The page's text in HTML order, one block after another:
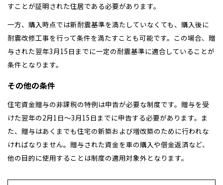
すことが証明された住居である必要があります。
一方、購入時点では新耐震基準を満たしていなくても、購入後に
耐震改修工事を行って条件を満たすことも可能です。この場合、贈
与された翌年3月15日までに一定の耐震基準に適合していることが
条件となります。
その他の条件
住宅資金贈与の非課税の特例は申告が必要な制度です。贈与を受
けた翌年の2月1日～3月15日までに申告する必要があります。ま
た、贈与はあくまでも住宅の新築および増改築のために行われな
ければなりません。贈与された資金を車の購入や借金返済など、
他の目的に使用することは制度の適用対象外となります。